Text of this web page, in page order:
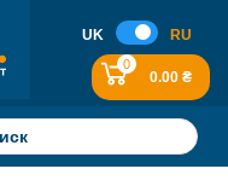
UK RU
0
0.00 ₴